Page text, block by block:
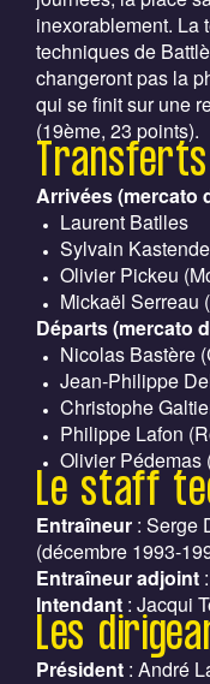
inexorablement. La
techniques de
changeront pas la
qui se finit sur une
(19ème, 23 points).
Transferts
Arrivées (mercato
Laurent Batlles
Sylvain
Olivier Pickeu
Mickaël Serreau
Départs (mercato
Nicolas Bastère
Jean-Philippe
Christophe
Philippe Lafon
Olivier Pédemas
Le staff
Entraîneur : Serge
(décembre 1993-
Entraîneur adjoint
Intendant : Jacqui
Les
Président : André